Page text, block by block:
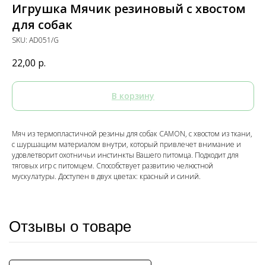
Игрушка Мячик резиновый с хвостом
для собак
SKU: AD051/G
22,00 р.
В корзину
Мяч из термопластичной резины для собак CAMON, с хвостом из ткани,
с шуршащим материалом внутри, который привлечет внимание и
удовлетворит охотничьи инстинкты Вашего питомца. Подходит для
тяговых игр с питомцем. Способствует развитию челюстной
мускулатуры. Доступен в двух цветах: красный и синий.
Отзывы о товаре